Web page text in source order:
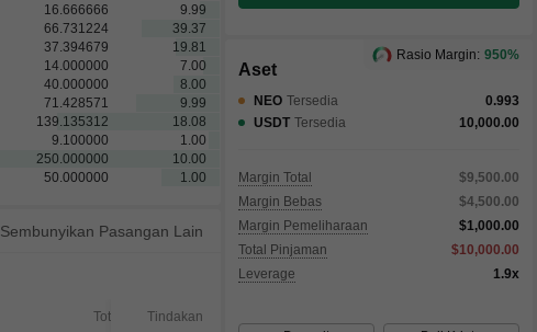
16.666666
9.99
66.731224
39.37
37.394679
19.81
14.000000
7.00
40.000000
8.00
71.428571
9.99
139.135312
18.08
9.100000
1.00
250.000000
10.00
50.000000 1.00
Sembunyikan Pasangan Lain
Total Tindakan
Aset
NEO Tersedia
0.993
USDT Tersedia 10,000.00
Margin Total
$9,500.00
Margin Bebas
$4,500.00
Margin Pemeliharaan
$1,000.00
Total Pinjaman
$10,000.00
Leverage
1.9x
Rasio Margin: 950%